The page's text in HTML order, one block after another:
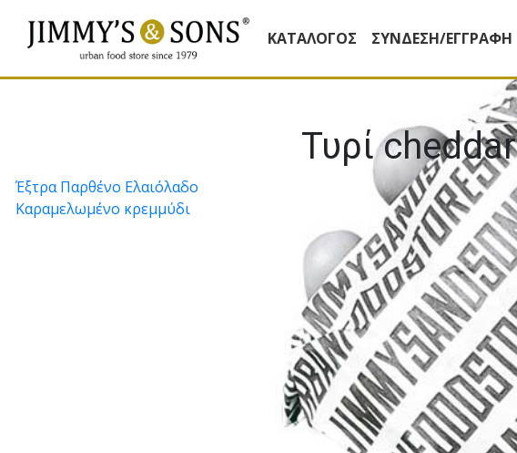
ΚΑΤΆΛΟΓΟΣ ΣΥΝΔΕΣΗ/ΕΓΓΡΑΦΗ
Τυρί cheddar
Πλοήγηση
άρθρων
Έξτρα Παρθένο Ελαιόλαδο
Καραµελωµένο κρεµµύδι